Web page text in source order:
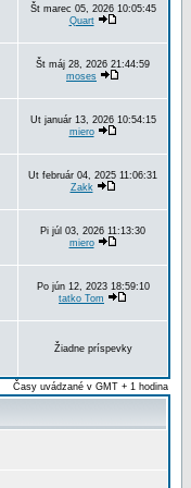
Št marec 05, 2026 10:05:45
Quart
Št máj 28, 2026 21:44:59
moses
Ut január 13, 2026 10:54:15
miero
Ut február 04, 2025 11:06:31
Zakk
Pi júl 03, 2026 11:13:30
miero
Po jún 12, 2023 18:59:10
tatko Tom
Žiadne príspevky
Časy uvádzané v GMT + 1 hodina